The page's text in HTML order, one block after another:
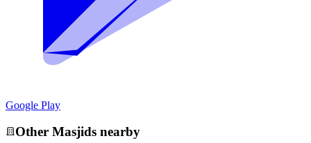
Google Play
Other Masjids nearby